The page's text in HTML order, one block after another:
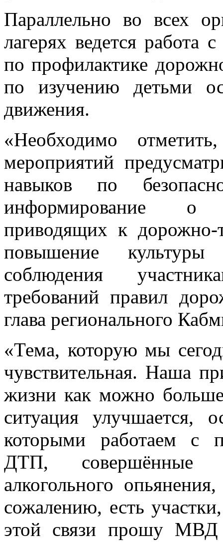
Параллельно во всех
лагерях ведется работа
по профилактике
по изучению детьми
движения.
«Необходимо
мероприятий
навыков по
информирование о
приводящих к дорожно-
повышение
соблюдения
требований правил
глава регионального
«Тема, которую мы
чувствительная. Наша
жизни как можно
ситуация улучшается,
которыми работаем с
ДТП, совершённые
алкогольного
сожалению, есть
этой связи прошу МВД